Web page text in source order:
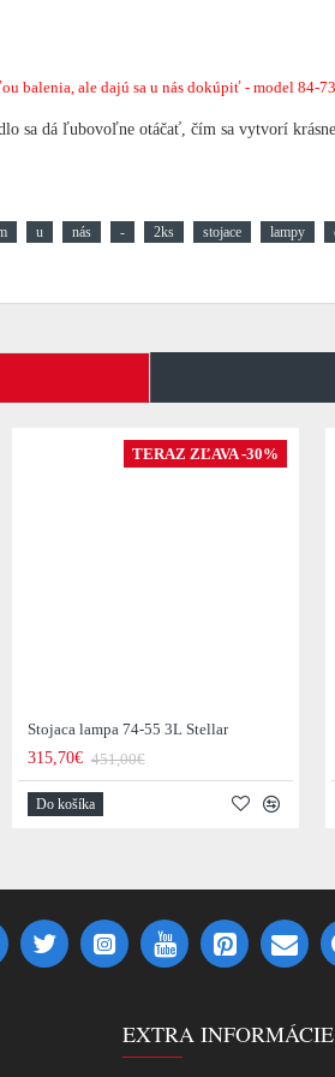
balenia, ale dajú sa u nás dokúpiť - model 84-73.
sa dá ľubovoľne otáčať, čím sa vytvorí krásne
u nás - 2ks stojace lampy
TERAZ ZĽAVA -30%
Stojaca lampa 74-55 3L Stellar
315,70€ 451,00€
Do košíka
EXTRA INFORMÁCIE